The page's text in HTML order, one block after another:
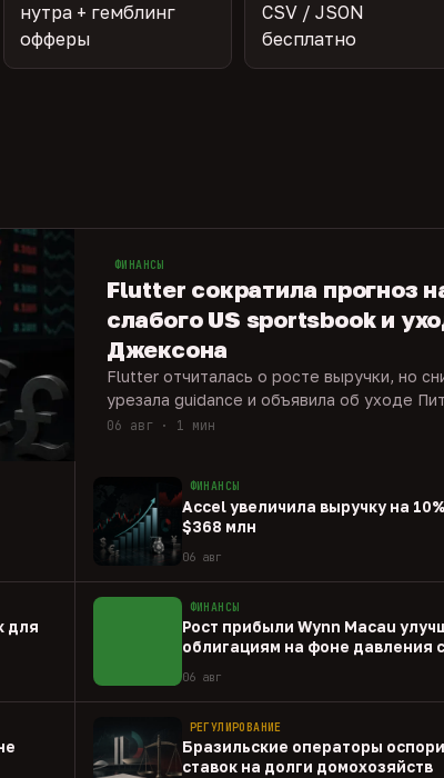
нутра + гемблинг
офферы
CSV / JSON
бесплатно
ФИНАНСЫ
Flutter сократила прогноз
слабого US sportsbook и
Джексона
Flutter отчиталась о росте выручки, но
урезала guidance и объявила об уходе
06 авг · 1 мин
ФИНАНСЫ
Accel увеличила выручку на
$368 млн
06 авг
для
ФИНАНСЫ
Рост прибыли Wynn Macau
облигациям на фоне давления
06 авг
РЕГУЛИРОВАНИЕ
Бразильские операторы
ставок на долги домохозяйств